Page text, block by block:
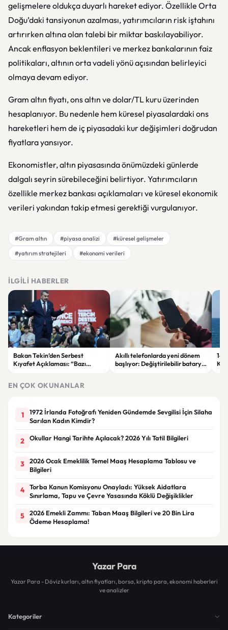
gelişmelere oldukça duyarlı hareket ediyor. Özellikle Orta
Doğu’daki tansiyonun azalması, yatırımcıların risk iştahını
artırırken altına olan talebi bir miktar baskılayabiliyor.
Ancak enflasyon beklentileri ve merkez bankalarının faiz
politikaları, altının orta vadeli yönü açısından belirleyici
olmaya devam ediyor.
Gram altın fiyatı, ons altın ve dolar/TL kuru üzerinden
hesaplanıyor. Bu nedenle hem küresel piyasalardaki ons
hareketleri hem de iç piyasadaki kur değişimleri doğrudan
fiyatlara yansıyor.
Ekonomistler, altın piyasasında önümüzdeki günlerde
dalgalı seyrin sürebileceğini belirtiyor. Yatırımcıların
özellikle merkez bankası açıklamaları ve küresel ekonomik
verileri yakından takip etmesi gerektiği vurgulanıyor.
#Gram altın #piyasa analizi
#küresel gelişmeler
#yatırım stratejileri
#ekonomi verileri
İLGILI HABERLER
Bakan Tekin’den Serbest
Kıyafet Açıklaması: “Bazı
Akıllı telefonlarda yeni dönem
başlıyor: Değiştirilebilir batarya
146
EN ÇOK OKUNANLAR
1
1972 İrlanda Fotoğrafı Yeniden Gündemde Sevgilisi İçin Silaha
Sarılan Kadın Kimdir?
2 Okullar Hangi Tarihte Açılacak? 2026 Yılı Tatil Bilgileri
3
2026 Ocak Emeklilik Temel Maaş Hesaplama Tablosu ve
Bilgileri
4
Torba Kanun Komisyonu Onayladı: Yüksek Aidatlara
Sınırlama, Tapu ve Çevre Yasasında Köklü Değişiklikler
5
2026 Emekli Zammı: Taban Maaş Bilgileri ve 20 Bin Lira
Ödeme Hesaplama!
Yazar Para
Yazar Para - Döviz kurları, altın fiyatları, borsa, kripto para, ekonomi haberleri
ve analizler
Kategoriler